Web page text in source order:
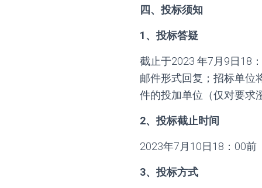
四、投标须知
1、投标答疑
截止于2023 年7月9日18
邮件形式回复；招标单位
件的投加单位（仅对要求
2、投标截止时间
2023年7月10日18：00前
3、投标方式